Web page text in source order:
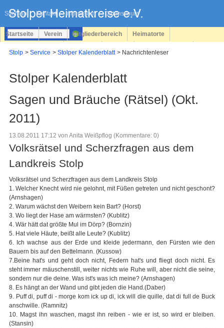
Sitemap Kontakt Impressum Datenschutz
überspringen
Startseite Verein Mitgliederbereich Heimatorte
Stolp Service Stolper Kalenderblatt Nachrichtenleser
Stolper Kalenderblatt
Sagen und Bräuche (Rätsel) (Okt.
2011)
13.08.2011 17:12 von Anita Weißpflog (Kommentare: 0)
Volksrätsel und Scherzfragen aus dem
Landkreis Stolp
Volksrätsel und Scherzfragen aus dem Landkreis Stolp
1. Welcher Knecht wird nie gelohnt, mit Füßen getreten und nicht geschont?
(Arnshagen)
2. Warum wächst den Weibern kein Bart? (Horst)
3. Wo liegt der Hase am wärmsten? (Kublitz)
4. Wär hätt dat größte Mul im Dörp? (Bornzin)
5. Hat viele Häute, beißt alle Leute? (Kublitz)
6. Ich wachse aus der Erde und kleide jedermann, den Fürsten wie den
Bauern bis auf den Bettelmann. (Kussow)
7.Beine hat's und geht doch nicht, Federn hat's und fliegt doch nicht. Es
steht immer mäuschenstill, weiter nichts wie Ruhe will, aber nicht die seine,
sondern nur die deine. Was ist's was ich meine? (Arnshagen)
8. Es hängt an der Wand und gibt jeden die Hand.(Daber)
9. Puff di, puff di - morge kom ick up di, ick will die quille, dat di full de Buck
anschwille. (Ramnitz)
10. Magst ihn waschen, magst ihn reiben - wie er ist, so wird er bleiben.
(Stansin)